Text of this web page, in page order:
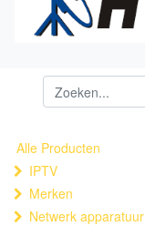
Alle Producten
IPTV
Merken
Netwerk apparatuur